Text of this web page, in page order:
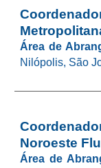
Área de
Nilópolis, São
Noroeste
Área de